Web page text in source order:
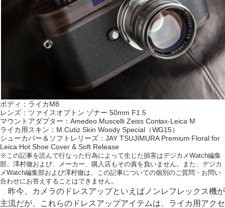
ボディ：ライカM8
レンズ：ツァイスオプトン ゾナー 50mm F1.5
マウントアダプター：Amedeo Muscelli Zeiss Contax-Leica M
ライカ用スキン：M.Cutiz Skin Woody Special（WG15）
シューカバー＆ソフトレリーズ：JAY TSUJIMURA Premium Floral for
Leica Hot Shoe Cover & Soft Release
※この記事を読んで行なった行為によって生じた損害はデジカメWatch編集
部、澤村徹および、メーカー、購入店もその責を負いません。また、デジカ
メWatch編集部および澤村徹は、この記事についての個別のご質問・お問い
合わせにお答えすることはできません。
昨今、カメラのドレスアップといえばノンレフレックス機が
主流だが、これらのドレスアップアイテムは、ライカ用アクセ